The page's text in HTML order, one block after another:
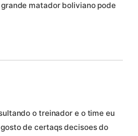
matador boliviano pode
o treinador e o time eu
de certaqs decisoes do